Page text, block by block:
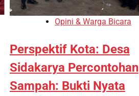
Opini & Warga Bicara
Perspektif Kota: Desa
Sidakarya Percontohan
Sampah: Bukti Nyata